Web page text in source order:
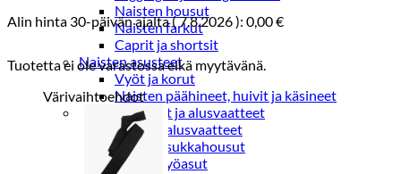
Naisten housut
Naisten farkut
Caprit ja shortsit
Naisten asusteet
Vyöt ja korut
Naisten päähineet, huivit ja käsineet
Naisten yöasut ja alusvaatteet
Naisten alusvaatteet
Sukat ja sukkahousut
Naisten yöasut
Alin hinta 30-päivän ajalta (7.8.2026): 0,00€
Tuotetta ei ole varastossa eikä myytävänä.
Värivaihtoehdot